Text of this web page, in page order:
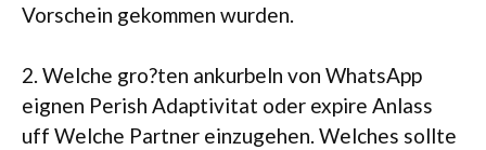
Vorschein gekommen wurden.
2. Welche gro?ten ankurbeln von WhatsApp
eignen Perish Adaptivitat oder expire Anlass
uff Welche Partner einzugehen. Welches sollte